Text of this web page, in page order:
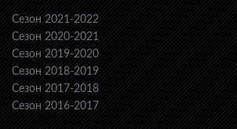
Сезон 2021-2022
Сезон 2020-2021
Сезон 2019-2020
Сезон 2018-2019
Сезон 2017-2018
Сезон 2016-2017